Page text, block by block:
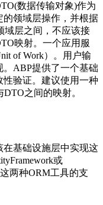
数据传输对象)作为
领域层操作，并根据
域层之间，不应该接
映射。一个应用服
of Work）。用户输
。ABP提供了一个基础
验证。建议使用一种
之间的映射。
基础设施层中实现这
或
两种ORM工具的支